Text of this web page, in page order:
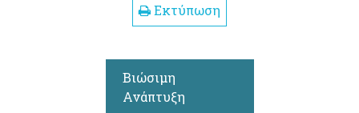
Εκτύπωση
Βιώσιμη
Ανάπτυξη